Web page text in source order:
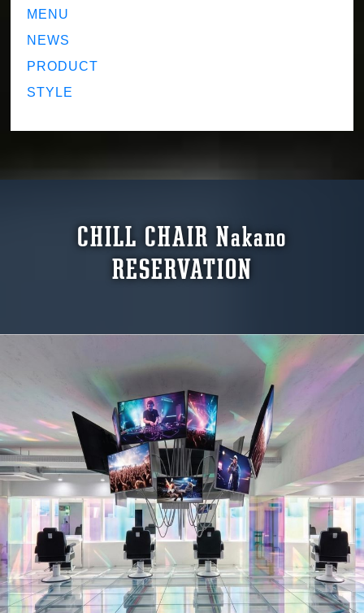
MENU
NEWS
PRODUCT
STYLE
CHILL CHAIR Nakano
RESERVATION